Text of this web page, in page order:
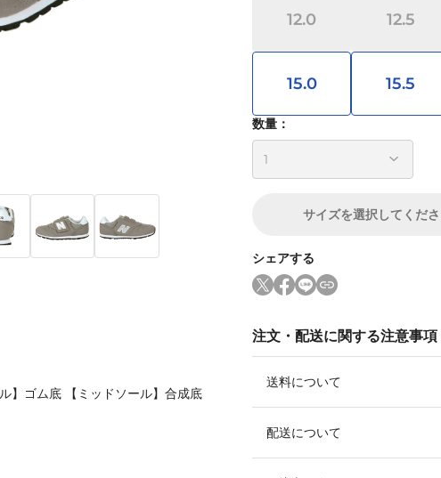
12.0 12.5
15.0 15.5
数量：
サイズを選択してくだ
シェアする
注文・配送に関する注意事項
送料について
配送について
】ゴム底 【ミッドソール】合成底